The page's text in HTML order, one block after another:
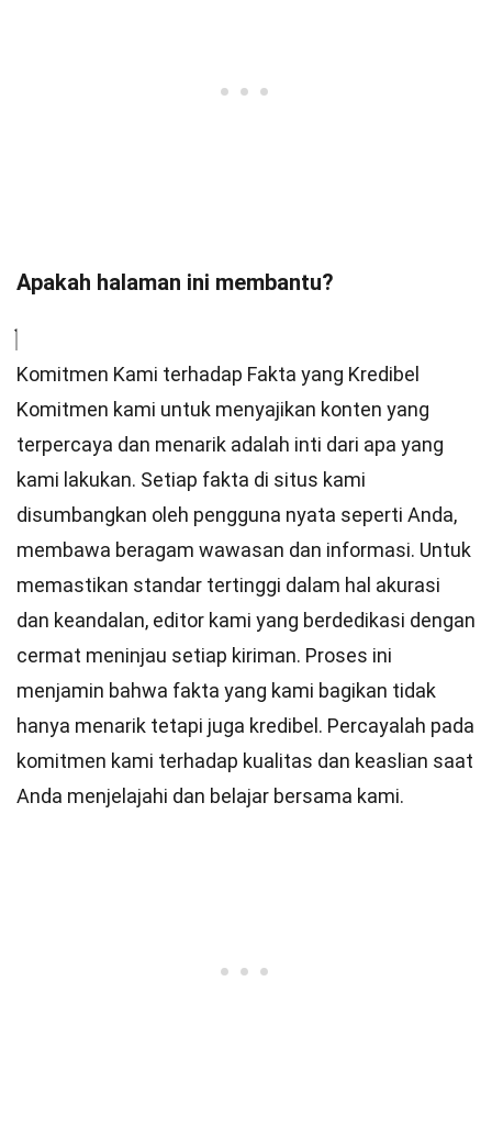
Apakah halaman ini membantu?
Komitmen Kami terhadap Fakta yang Kredibel
Komitmen kami untuk menyajikan konten yang
terpercaya dan menarik adalah inti dari apa yang
kami lakukan. Setiap fakta di situs kami
disumbangkan oleh pengguna nyata seperti Anda,
membawa beragam wawasan dan informasi. Untuk
memastikan standar tertinggi dalam hal akurasi
dan keandalan, editor kami yang berdedikasi dengan
cermat meninjau setiap kiriman. Proses ini
menjamin bahwa fakta yang kami bagikan tidak
hanya menarik tetapi juga kredibel. Percayalah pada
komitmen kami terhadap kualitas dan keaslian saat
Anda menjelajahi dan belajar bersama kami.